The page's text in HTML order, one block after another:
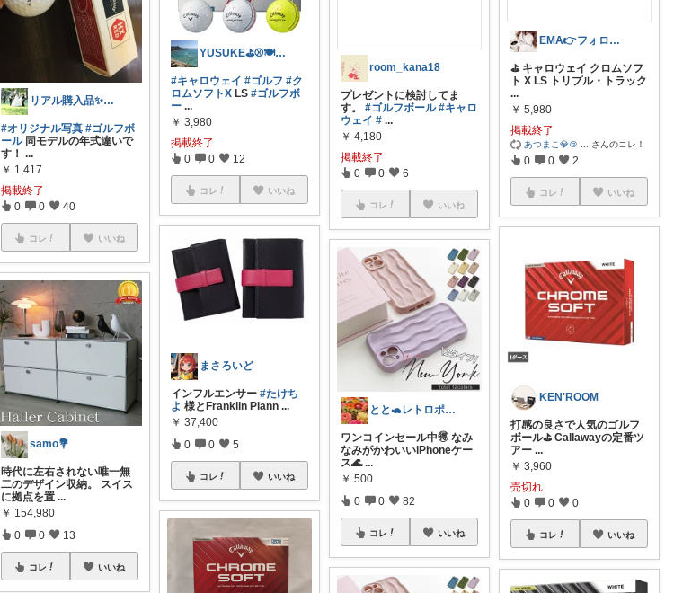
リアル購入品✨写真複数→横スクしてね🥺
#オリジナル写真 #ゴルフボ
ール同モデルの年式違いで
す！...
￥ 1,417
掲載終了
0 0 40
コレ いいね
samo💐
時代に左右されない唯一無
二のデザイン収納。 スイス
に拠点を置 ...
￥ 154,980
0 0 13
コレ いいね
YUSUKE⛳️⚾️🍽️日々感謝🙏
#キャロウェイ #ゴルフ #ク
ロムソフトX LS#ゴルフボ
ー ...
￥ 3,980
掲載終了
0 0 12
コレ いいね
まさろいど
インフルエンサー#たけち
よ 様とFranklin Plann ...
￥ 37,400
0 0 5
コレ いいね
room_kana18
プレゼントに検討してま
す。#ゴルフボール #キャロ
ウェイ # ...
￥ 4,180
掲載終了
0 0 6
コレ いいね
とと🐢レトロポップとキッチン雑貨👒
ワンコインセール中🉐 なみ
なみがかわいいiPhoneケー
ス🌊...
￥ 500
0 0 82
コレ いいね
EMA👉フォロワーさんから基本購入🎵
⛳ キャロウェイ クロムソフ
ト X LS トリプル・トラック
...
￥ 5,980
掲載終了
あつまこ💎＠ さんのコレ！
0 0 2
コレ いいね
KEN'ROOM
打感の良さで人気のゴルフ
ボール⛳ Callawayの定番ツ
アー ...
￥ 3,960
売切れ
0 0 0
コレ いいね